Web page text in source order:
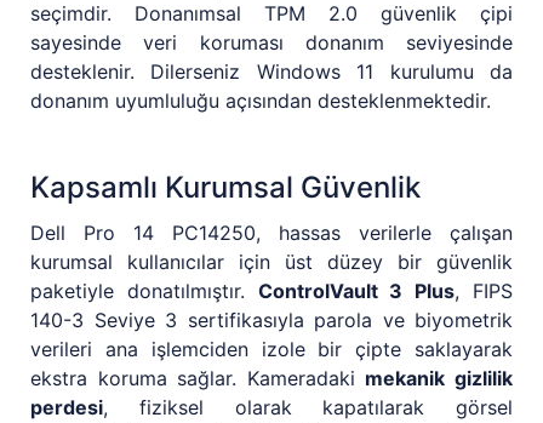
seçimdir. Donanımsal TPM 2.0 güvenlik çipi
sayesinde veri koruması donanım seviyesinde
desteklenir. Dilerseniz Windows 11 kurulumu da
donanım uyumluluğu açısından desteklenmektedir.
Kapsamlı Kurumsal Güvenlik
Dell Pro 14 PC14250, hassas verilerle çalışan
kurumsal kullanıcılar için üst düzey bir güvenlik
paketiyle donatılmıştır. ControlVault 3 Plus, FIPS
140-3 Seviye 3 sertifikasıyla parola ve biyometrik
verileri ana işlemciden izole bir çipte saklayarak
ekstra koruma sağlar. Kameradaki mekanik gizlilik
perdesi, fiziksel olarak kapatılarak görsel